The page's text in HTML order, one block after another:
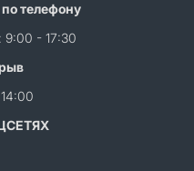
телефону
9:00 - 17:30